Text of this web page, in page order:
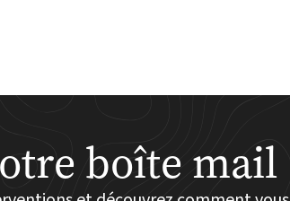
boîte mail